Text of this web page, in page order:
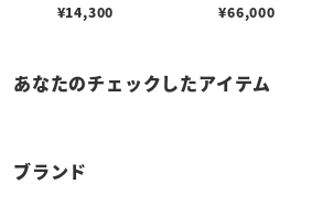
¥14,300 ¥66,000
あなたのチェックしたアイテム
ブランド